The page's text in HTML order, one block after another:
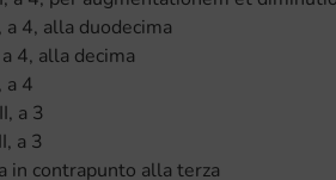
4, alla duodecima
4, alla decima
a 4
a 3
a 3
in contrapunto alla terza